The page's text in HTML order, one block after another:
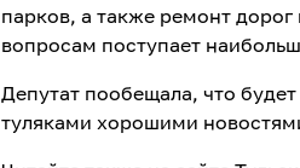
парков, а также ремонт
вопросам поступает
Депутат пообещала, что
туляками хорошими